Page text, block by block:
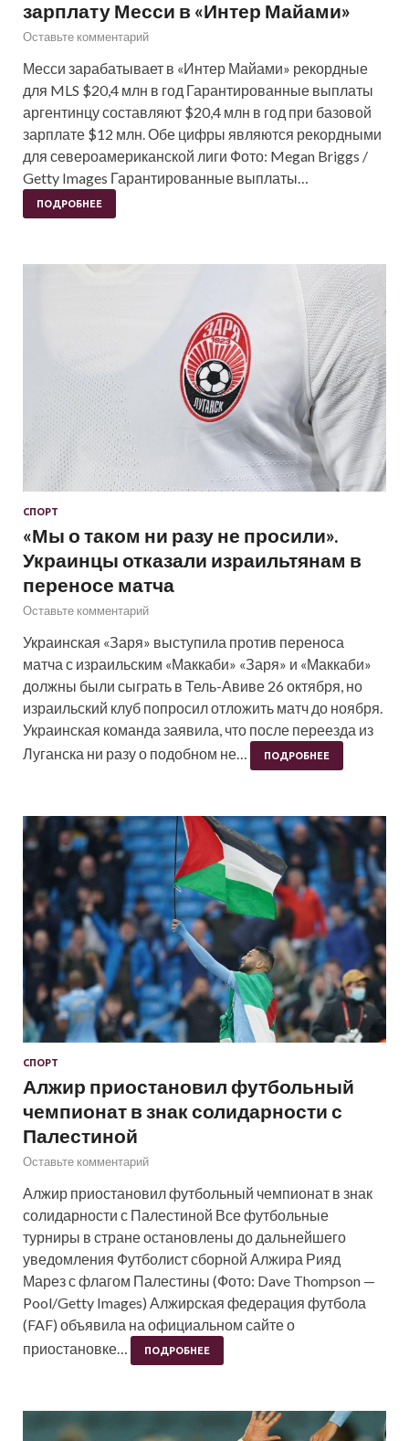
зарплату Месси в «Интер Майами»
Оставьте комментарий
Месси зарабатывает в «Интер Майами» рекордные
для MLS $20,4 млн в год Гарантированные выплаты
аргентинцу составляют $20,4 млн в год при базовой
зарплате $12 млн. Обе цифры являются рекордными
для североамериканской лиги Фото: Megan Briggs /
Getty Images Гарантированные выплаты…
ПОДРОБНЕЕ
СПОРТ
«Мы о таком ни разу не просили».
Украинцы отказали израильтянам в
переносе матча
Оставьте комментарий
Украинская «Заря» выступила против переноса
матча с израильским «Маккаби» «Заря» и «Маккаби»
должны были сыграть в Тель-Авиве 26 октября, но
израильский клуб попросил отложить матч до ноября.
Украинская команда заявила, что после переезда из
Луганска ни разу о подобном не…
ПОДРОБНЕЕ
СПОРТ
Алжир приостановил футбольный
чемпионат в знак солидарности с
Палестиной
Оставьте комментарий
Алжир приостановил футбольный чемпионат в знак
солидарности с Палестиной Все футбольные
турниры в стране остановлены до дальнейшего
уведомления Футболист сборной Алжира Рияд
Марез с флагом Палестины (Фото: Dave Thompson —
Pool/Getty Images) Алжирская федерация футбола
(FAF) объявила на официальном сайте о
приостановке…
ПОДРОБНЕЕ